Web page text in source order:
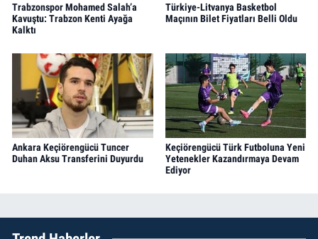
Trabzonspor Mohamed Salah’a
Kavuştu: Trabzon Kenti Ayağa
Kalktı
Türkiye-Litvanya Basketbol
Maçının Bilet Fiyatları Belli Oldu
Ankara Keçiörengücü Tuncer
Duhan Aksu Transferini Duyurdu
Keçiörengücü Türk Futboluna Yeni
Yetenekler Kazandırmaya Devam
Ediyor